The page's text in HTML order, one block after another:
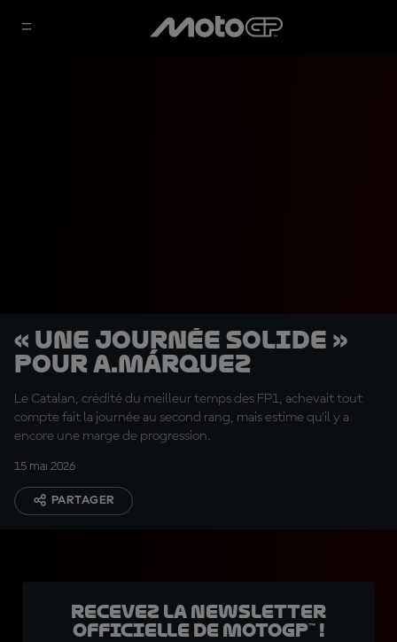
« Une journée solide »
pour A.Márquez
Le Catalan, crédité du meilleur temps des FP1, achevait tout
compte fait la journée au second rang, mais estime qu'il y a
encore une marge de progression.
15 mai 2026
PARTAGER
Recevez la Newsletter
officielle de MotoGP™ !